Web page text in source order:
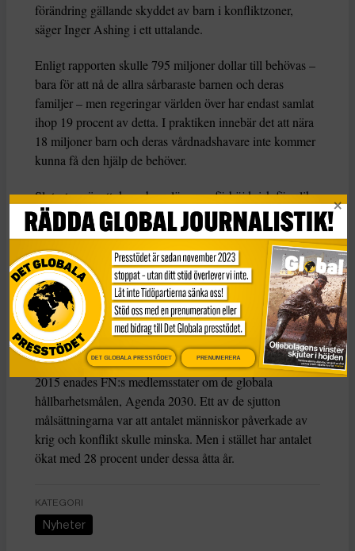
förändring gällande skyddet av barn i konfliktzoner,
säger Inger Ashing i ett uttalande.
Enligt rapporten skulle 795 miljoner dollar till behövas –
bara för att nå de allra sårbaraste barnen och deras
familjer – men regeringar världen över har endast samlat
ihop 19 procent av detta. I praktiken innebär det att nära
18 miljoner barn och deras vårdnadshavare inte kommer
kunna få den hjälp de behöver.
Slutsatsen är att dessa barn löper en förhöjd risk för olika
typer av exploatering, så som att rekryteras till kriminella
nätverk eller terrororganisationer, barnäktenskap, sexuellt
våld och prostitution samt att dödas eller skadas.
Om denna trendfortsätter kommer en miljard dollar att
saknas för att hjälpa barn i konfliktzoner år 2026, en
siffra som är så hög på grund av krympande donationer
och ökat behov.
2015 enades FN:s medlemsstater om de globala
hållbarhetsmålen, Agenda 2030. Ett av de sjutton
målsättningarna var att antalet människor påverkade av
krig och konflikt skulle minska. Men i stället har antalet
ökat med 28 procent under dessa åtta år.
KATEGORI
Nyheter
DET GLOBALA PRESSTÖDET PRENUMERERA